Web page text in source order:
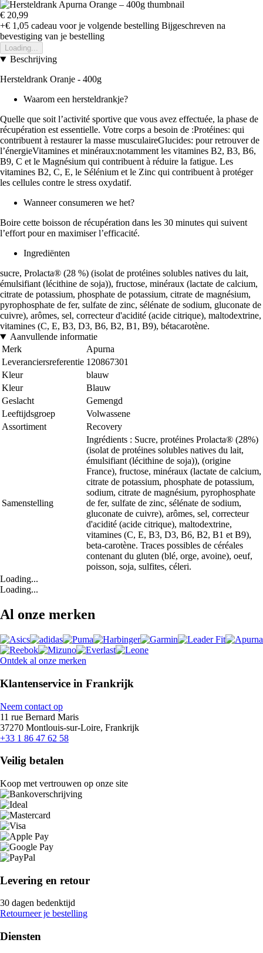
€ 20,99
+€ 1,05 cadeau voor je volgende bestelling Bijgeschreven na
bevestiging van je bestelling
Loading...
Beschrijving
Hersteldrank Oranje - 400g
Waarom een hersteldrankje?
Quelle que soit l’activité sportive que vous avez effectuée, la phase de
récupération est essentielle. Votre corps a besoin de :Protéines: qui
contribuent à restaurer la masse musculaireGlucides: pour retrouver de
l’énergieVitamines et minéraux:notamment les vitamines B2, B3, B6,
B9, C et le Magnésium qui contribuent à réduire la fatigue. Les
vitamines B2, C, E, le Sélénium et le Zinc qui contribuent à protéger
les cellules contre le stress oxydatif.
Wanneer consumeren we het?
Boire cette boisson de récupération dans les 30 minutes qui suivent
l’effort pour en maximiser l’efficacité.
Ingrediënten
sucre, Prolacta® (28 %) (isolat de protéines solubles natives du lait,
émulsifiant (lécithine de soja)), fructose, minéraux (lactate de calcium,
citrate de potassium, phosphate de potassium, citrate de magnésium,
pyrophosphate de fer, sulfate de zinc, sélénate de sodium, gluconate de
cuivre), arômes, sel, correcteur d'acidité (acide citrique), maltodextrine,
vitamines (C, E, B3, D3, B6, B2, B1, B9), bétacarotène.
Aanvullende informatie
Merk
Apurna
Leveranciersreferentie 120867301
Kleur
blauw
Kleur
Blauw
Geslacht
Gemengd
Leeftijdsgroep
Volwassene
Assortiment
Recovery
Samenstelling
Ingrédients : Sucre, protéines Prolacta® (28%)
(isolat de protéines solubles natives du lait,
émulsifiant (lécithine de soja)), (origine
France), fructose, minéraux (lactate de calcium,
citrate de potassium, phosphate de potassium,
sodium, citrate de magnésium, pyrophosphate
de fer, sulfate de zinc, sélénate de sodium,
gluconate de cuivre), arômes, sel, correcteur
d'acidité (acide citrique), maltodextrine,
vitamines (C, E, B3, D3, B6, B2, B1 et B9),
beta-carotène. Traces possibles de céréales
contenant du gluten (blé, orge, avoine), oeuf,
poisson, soja, sulfites, céleri.
Loading...
Loading...
Al onze merken
Ontdek al onze merken
Klantenservice in Frankrijk
Neem contact op
11 rue Bernard Maris
37270 Montlouis-sur-Loire, Frankrijk
+33 1 86 47 62 58
Veilig betalen
Koop met vertrouwen op onze site
Levering en retour
30 dagen bedenktijd
Retourneer je bestelling
Diensten